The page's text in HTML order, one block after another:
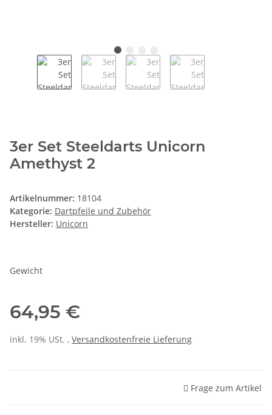
3er Set Steeldarts Unicorn
Amethyst 2
Artikelnummer: 18104
Kategorie: Dartpfeile und Zubehör
Hersteller: Unicorn
Gewicht
64,95 €
inkl. 19% USt. , Versandkostenfreie Lieferung
Frage zum Artikel